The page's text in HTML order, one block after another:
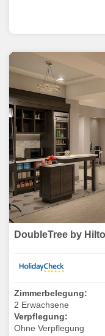
DoubleTree by
Zimmerbelegung:
2 Erwachsene
Verpflegung:
Ohne Verpflegung